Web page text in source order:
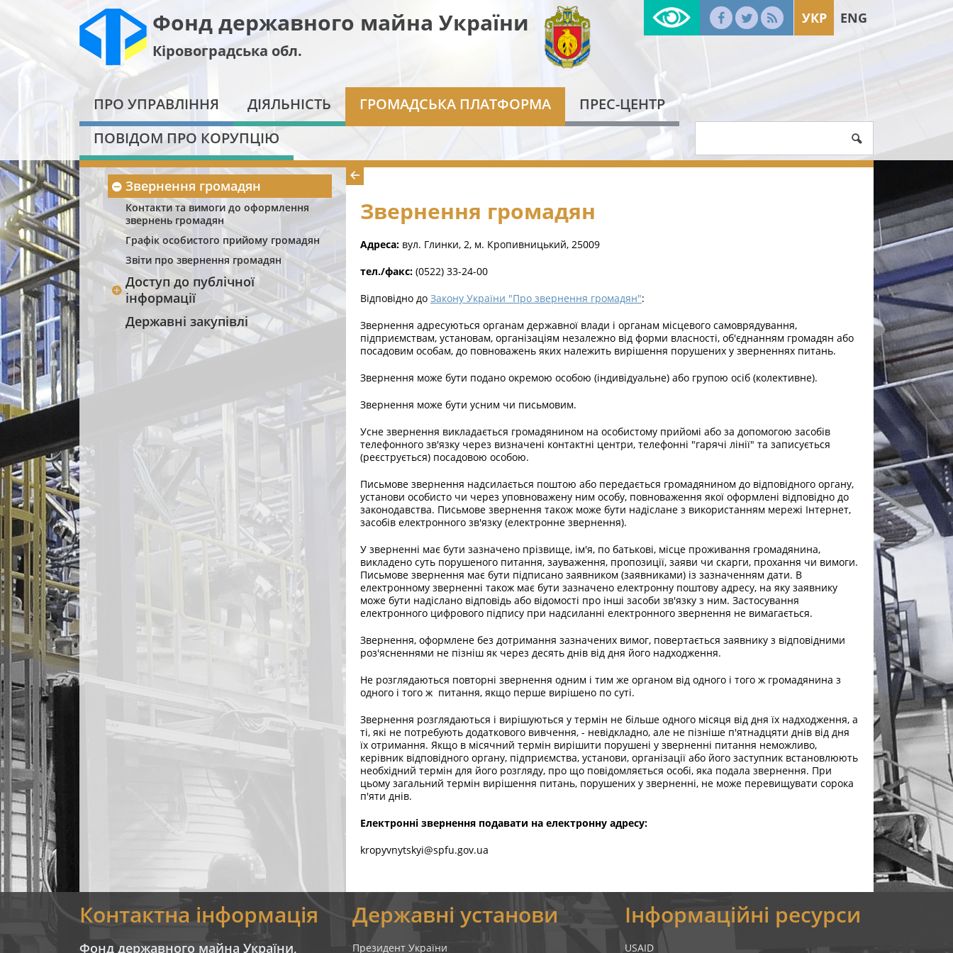
Фонд державного майна України
Кіровоградська обл.
УКР ENG
ПРО УПРАВЛІННЯ ДІЯЛЬНІСТЬ ГРОМАДСЬКА ПЛАТФОРМА
ПРЕС-ЦЕНТР
ПОВІДОМ ПРО КОРУПЦІЮ
Звернення громадян
Контакти та вимоги до оформлення
звернень громадян
Графік особистого прийому громадян
Звіти про звернення громадян
Доступ до публічної
інформації
Державні закупівлі
Звернення громадян
Адреса: вул. Глинки, 2, м. Кропивницький, 25009
тел./факс: (0522) 33-24-00
Відповідно до Закону України "Про звернення громадян":
Звернення адресуються органам державної влади і органам місцевого самоврядування,
підприємствам, установам, організаціям незалежно від форми власності, об'єднанням громадян або
посадовим особам, до повноважень яких належить вирішення порушених у зверненнях питань.
Звернення може бути подано окремою особою (індивідуальне) або групою осіб (колективне).
Звернення може бути усним чи письмовим.
Усне звернення викладається громадянином на особистому прийомі або за допомогою засобів
телефонного зв'язку через визначені контактні центри, телефонні "гарячі лінії" та записується
(реєструється) посадовою особою.
Письмове звернення надсилається поштою або передається громадянином до відповідного органу,
установи особисто чи через уповноважену ним особу, повноваження якої оформлені відповідно до
законодавства. Письмове звернення також може бути надіслане з використанням мережі Інтернет,
засобів електронного зв'язку (електронне звернення).
У зверненні має бути зазначено прізвище, ім'я, по батькові, місце проживання громадянина,
викладено суть порушеного питання, зауваження, пропозиції, заяви чи скарги, прохання чи вимоги.
Письмове звернення має бути підписано заявником (заявниками) із зазначенням дати. В
електронному зверненні також має бути зазначено електронну поштову адресу, на яку заявнику
може бути надіслано відповідь або відомості про інші засоби зв'язку з ним. Застосування
електронного цифрового підпису при надсиланні електронного звернення не вимагається.
Звернення, оформлене без дотримання зазначених вимог, повертається заявнику з відповідними
роз'ясненнями не пізніш як через десять днів від дня його надходження.
Не розглядаються повторні звернення одним і тим же органом від одного і того ж громадянина з
одного і того ж питання, якщо перше вирішено по суті.
Звернення розглядаються і вирішуються у термін не більше одного місяця від дня їх надходження, а
ті, які не потребують додаткового вивчення, - невідкладно, але не пізніше п'ятнадцяти днів від дня
їх отримання. Якщо в місячний термін вирішити порушені у зверненні питання неможливо,
керівник відповідного органу, підприємства, установи, організації або його заступник встановлюють
необхідний термін для його розгляду, про що повідомляється особі, яка подала звернення. При
цьому загальний термін вирішення питань, порушених у зверненні, не може перевищувати сорока
п'яти днів.
Електронні звернення подавати на електронну адресу:
kropyvnytskyi@spfu.gov.ua
Контактна інформація
Фонд державного майна України,
Державні установи
Президент України
Інформаційні ресурси
USAID